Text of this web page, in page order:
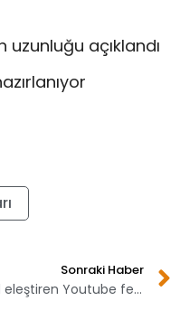
uzunluğu açıklandı
Sonraki Haber
Kral eleştiren Youtube fenomenine hapis cezası